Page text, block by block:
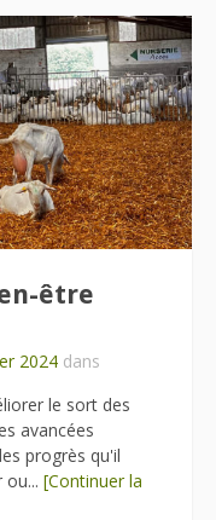
être
2024 dans
le sort des
avancées
progrès qu'il
[Continuer la